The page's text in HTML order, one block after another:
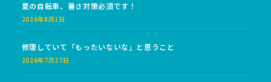
夏の自転車、暑さ対策必須です！
2026年8月1日
修理していて「もったいないな」と思うこと
2026年7月27日